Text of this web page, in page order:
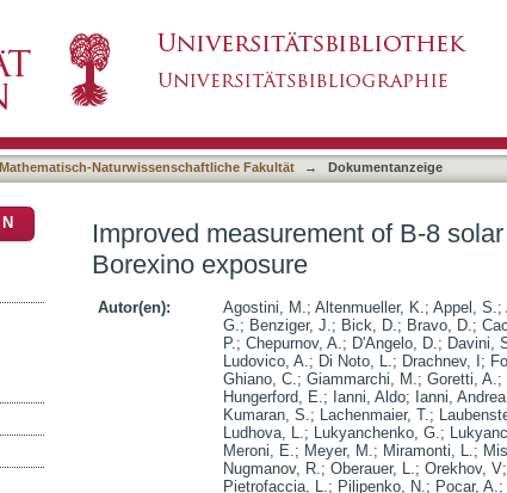
Naturwissenschaftliche Fakultät → Dokumentanzeige
Improved measurement of B-8
Borexino exposure
Autor(en): Agostini, M.; Altenmueller, K.; Appel, S.;
G.; Benziger, J.; Bick, D.; Bravo, D.;
P.; Chepurnov, A.; D'Angelo, D.; Davini,
Ludovico, A.; Di Noto, L.; Drachnev, I ;
Ghiano, C.; Giammarchi, M.; Goretti, A.;
Hungerford, E.; Ianni, Aldo; Ianni, Andrea
Kumaran, S.; Lachenmaier, T.;
Ludhova, L.; Lukyanchenko, G.;
Meroni, E.; Meyer, M.; Miramonti, L.;
Nugmanov, R.; Oberauer, L.; Orekhov, V;
Pietrofaccia, L.; Pilipenko, N.; Pocar, A.;